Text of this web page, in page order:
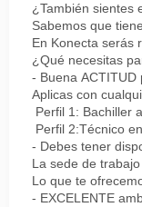
¿También sientes
Sabemos que
En Konecta serás
¿Qué necesitas
- Buena
Aplicas con
Perfil 1: Bachiller
Perfil 2:Técnico
- Debes tener
La sede de
Lo que te
- EXCELENTE